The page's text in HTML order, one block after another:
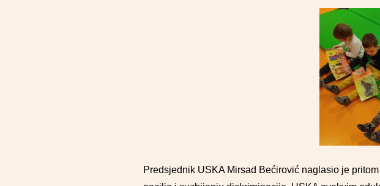
Predsjednik USKA Mirsad Bećirović naglasio je